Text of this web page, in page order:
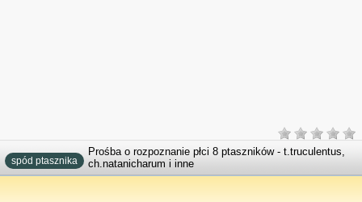
spód ptasznika
Prośba o rozpoznanie płci 8 ptaszników - t.truculentus,
ch.natanicharum i inne